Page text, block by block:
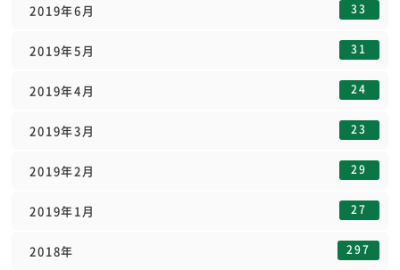
2019年6月 33
2019年5月 31
2019年4月 24
2019年3月 23
2019年2月 29
2019年1月 27
2018年 297